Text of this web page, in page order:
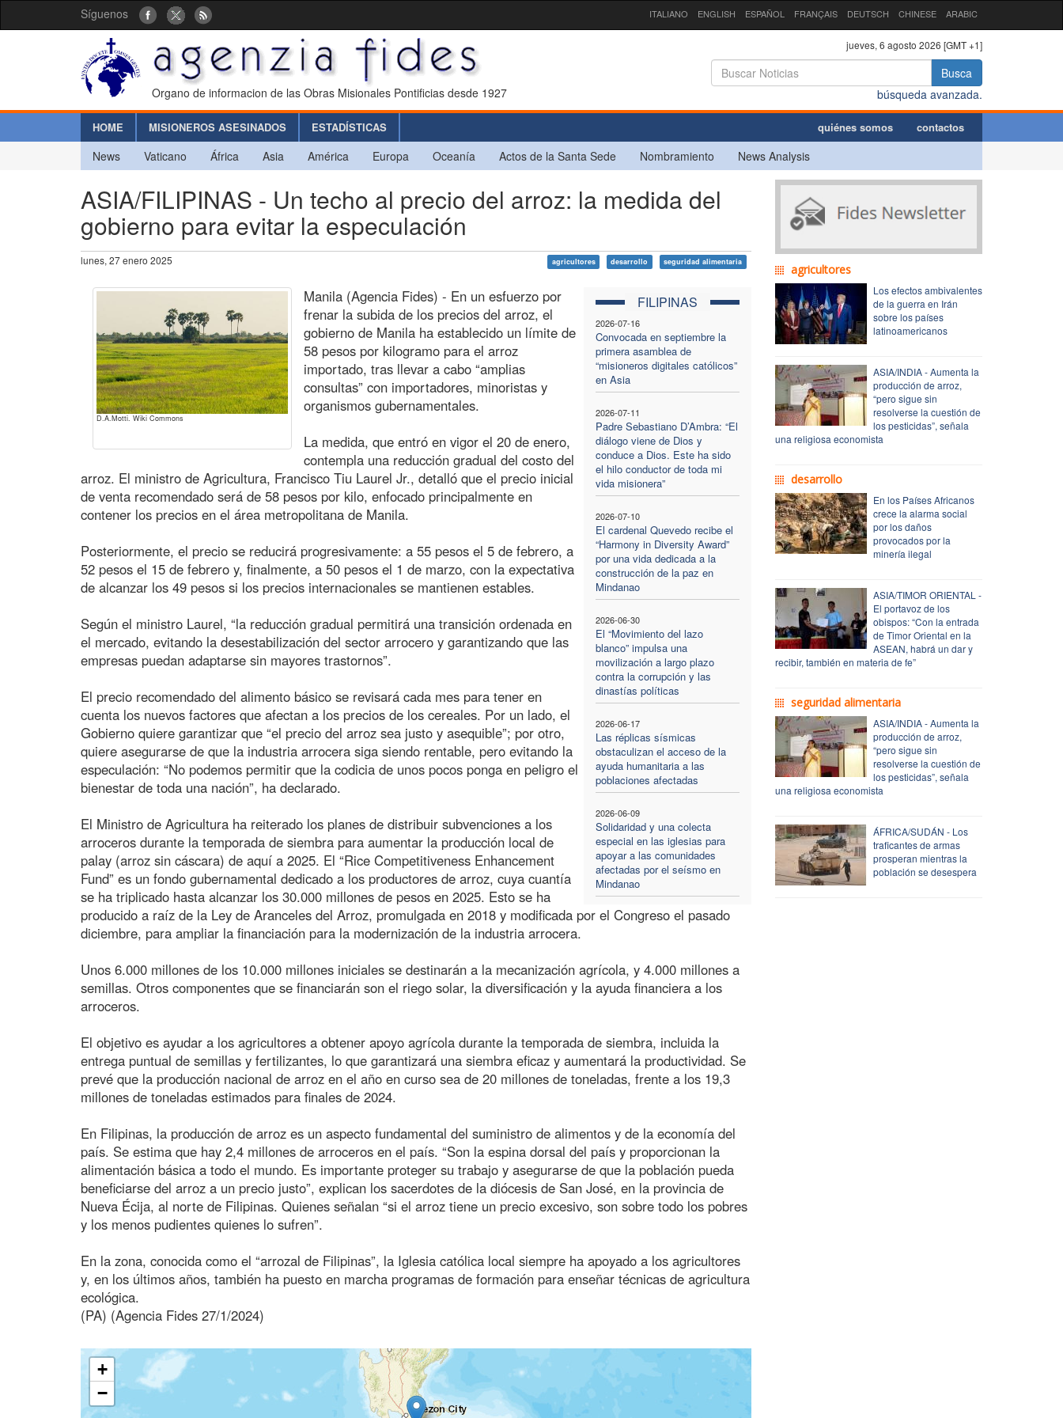
Síguenos ITALIANO ENGLISH ESPAÑOL FRANÇAIS DEUTSCH CHINESE ARABIC
Organo de informacion de las Obras Misionales Pontificias desde 1927
jueves, 6 agosto 2026 [GMT +1]
Busca
búsqueda avanzada.
HOME MISIONEROS ASESINADOS ESTADÍSTICAS quiénes somos contactos
News Vaticano África Asia América Europa Oceanía Actos de la Santa Sede Nombramiento News Analysis
ASIA/FILIPINAS - Un techo al precio del arroz: la medida del
gobierno para evitar la especulación
lunes, 27 enero 2025 agricultores desarrollo seguridad alimentaria
D.A.Motti. Wiki Commons
FILIPINAS
2026-07-16
Convocada en septiembre la
primera asamblea de
“misioneros digitales católicos”
en Asia
2026-07-11
Padre Sebastiano D’Ambra: “El
diálogo viene de Dios y
conduce a Dios. Este ha sido
el hilo conductor de toda mi
vida misionera”
2026-07-10
El cardenal Quevedo recibe el
“Harmony in Diversity Award”
por una vida dedicada a la
construcción de la paz en
Mindanao
2026-06-30
El “Movimiento del lazo
blanco” impulsa una
movilización a largo plazo
contra la corrupción y las
dinastías políticas
2026-06-17
Las réplicas sísmicas
obstaculizan el acceso de la
ayuda humanitaria a las
poblaciones afectadas
2026-06-09
Solidaridad y una colecta
especial en las iglesias para
apoyar a las comunidades
afectadas por el seísmo en
Mindanao
Manila (Agencia Fides) - En un esfuerzo por
frenar la subida de los precios del arroz, el
gobierno de Manila ha establecido un límite de
58 pesos por kilogramo para el arroz
importado, tras llevar a cabo “amplias
consultas” con importadores, minoristas y
organismos gubernamentales.
La medida, que entró en vigor el 20 de enero,
contempla una reducción gradual del costo del
arroz. El ministro de Agricultura, Francisco Tiu Laurel Jr., detalló que el precio inicial
de venta recomendado será de 58 pesos por kilo, enfocado principalmente en
contener los precios en el área metropolitana de Manila.
Posteriormente, el precio se reducirá progresivamente: a 55 pesos el 5 de febrero, a
52 pesos el 15 de febrero y, finalmente, a 50 pesos el 1 de marzo, con la expectativa
de alcanzar los 49 pesos si los precios internacionales se mantienen estables.
Según el ministro Laurel, “la reducción gradual permitirá una transición ordenada en
el mercado, evitando la desestabilización del sector arrocero y garantizando que las
empresas puedan adaptarse sin mayores trastornos”.
El precio recomendado del alimento básico se revisará cada mes para tener en
cuenta los nuevos factores que afectan a los precios de los cereales. Por un lado, el
Gobierno quiere garantizar que “el precio del arroz sea justo y asequible”; por otro,
quiere asegurarse de que la industria arrocera siga siendo rentable, pero evitando la
especulación: “No podemos permitir que la codicia de unos pocos ponga en peligro el
bienestar de toda una nación”, ha declarado.
El Ministro de Agricultura ha reiterado los planes de distribuir subvenciones a los
arroceros durante la temporada de siembra para aumentar la producción local de
palay (arroz sin cáscara) de aquí a 2025. El “Rice Competitiveness Enhancement
Fund” es un fondo gubernamental dedicado a los productores de arroz, cuya cuantía
se ha triplicado hasta alcanzar los 30.000 millones de pesos en 2025. Esto se ha
producido a raíz de la Ley de Aranceles del Arroz, promulgada en 2018 y modificada por el Congreso el pasado
diciembre, para ampliar la financiación para la modernización de la industria arrocera.
Unos 6.000 millones de los 10.000 millones iniciales se destinarán a la mecanización agrícola, y 4.000 millones a
semillas. Otros componentes que se financiarán son el riego solar, la diversificación y la ayuda financiera a los
arroceros.
El objetivo es ayudar a los agricultores a obtener apoyo agrícola durante la temporada de siembra, incluida la
entrega puntual de semillas y fertilizantes, lo que garantizará una siembra eficaz y aumentará la productividad. Se
prevé que la producción nacional de arroz en el año en curso sea de 20 millones de toneladas, frente a los 19,3
millones de toneladas estimados para finales de 2024.
En Filipinas, la producción de arroz es un aspecto fundamental del suministro de alimentos y de la economía del
país. Se estima que hay 2,4 millones de arroceros en el país. “Son la espina dorsal del país y proporcionan la
alimentación básica a todo el mundo. Es importante proteger su trabajo y asegurarse de que la población pueda
beneficiarse del arroz a un precio justo”, explican los sacerdotes de la diócesis de San José, en la provincia de
Nueva Écija, al norte de Filipinas. Quienes señalan “si el arroz tiene un precio excesivo, son sobre todo los pobres
y los menos pudientes quienes lo sufren”.
En la zona, conocida como el “arrozal de Filipinas”, la Iglesia católica local siempre ha apoyado a los agricultores
y, en los últimos años, también ha puesto en marcha programas de formación para enseñar técnicas de agricultura
ecológica.
(PA) (Agencia Fides 27/1/2024)
+
−
agricultores
Los efectos ambivalentes
de la guerra en Irán
sobre los países
latinoamericanos
ASIA/INDIA - Aumenta la
producción de arroz,
“pero sigue sin
resolverse la cuestión de
los pesticidas”, señala
una religiosa economista
desarrollo
En los Países Africanos
crece la alarma social
por los daños
provocados por la
minería ilegal
ASIA/TIMOR ORIENTAL -
El portavoz de los
obispos: “Con la entrada
de Timor Oriental en la
ASEAN, habrá un dar y
recibir, también en materia de fe”
seguridad alimentaria
ASIA/INDIA - Aumenta la
producción de arroz,
“pero sigue sin
resolverse la cuestión de
los pesticidas”, señala
una religiosa economista
ÁFRICA/SUDÁN - Los
traficantes de armas
prosperan mientras la
población se desespera